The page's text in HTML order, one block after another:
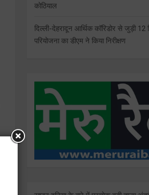
कोठियाल
दिल्ली-देहरादून आर्थिक कॉरिडोर से जुड़ी 12
परियोजना का डीएम ने किया निरीक्षण